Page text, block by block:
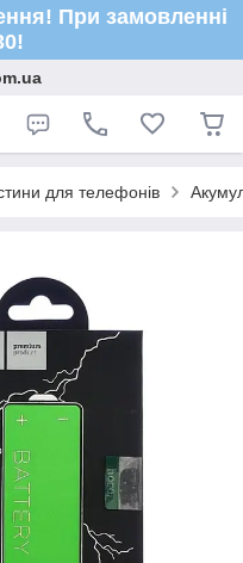
При замовленні
для телефонів